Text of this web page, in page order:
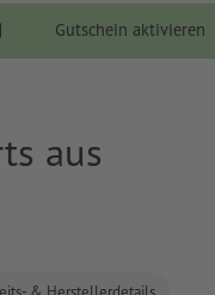
Gutschein aktivieren
aus